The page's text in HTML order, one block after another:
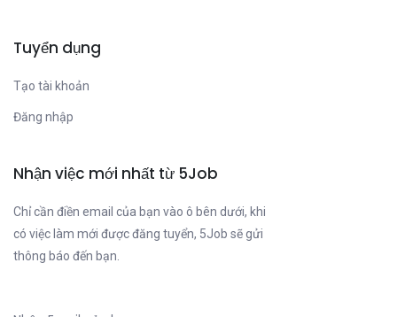
Tuyển dụng
Tạo tài khoản
Đăng nhập
Nhận việc mới nhất từ 5Job
Chỉ cần điền email của bạn vào ô bên dưới, khi
có việc làm mới được đăng tuyển, 5Job sẽ gửi
thông báo đến bạn.